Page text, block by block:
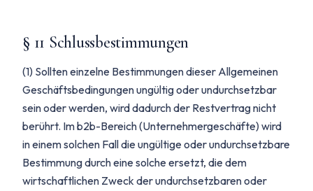
§ 11 Schlussbestimmungen
(1) Sollten einzelne Bestimmungen dieser Allgemeinen
Geschäftsbedingungen ungültig oder undurchsetzbar
sein oder werden, wird dadurch der Restvertrag nicht
berührt. Im b2b-Bereich (Unternehmergeschäfte) wird
in einem solchen Fall die ungültige oder undurchsetzbare
Bestimmung durch eine solche ersetzt, die dem
wirtschaftlichen Zweck der undurchsetzbaren oder